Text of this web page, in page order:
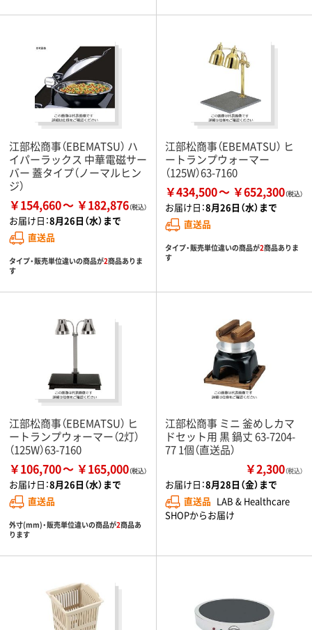
江部松商事（EBEMATSU） ハ
イパーラックス 中華電磁サー
バー 蓋タイプ（ノーマルヒン
ジ）
￥154,660 ￥182,876
お届け日：8月26日（水）まで
直送品
タイプ・販売単位違いの商品が2商品ありま
す
江部松商事（EBEMATSU） ヒ
ートランプウォーマー
（125W）63-7160
￥434,500 ￥652,300
お届け日：8月26日（水）まで
直送品
タイプ・販売単位違いの商品が2商品ありま
す
江部松商事（EBEMATSU） ヒ
ートランプウォーマー（2灯）
（125W）63-7160
￥106,700 ￥165,000
お届け日：8月26日（水）まで
直送品
外寸(mm)・販売単位違いの商品が2商品あ
ります
江部松商事 ミニ 釜めしカマ
ドセット用 黒 鍋丈 63-7204-
77 1個（直送品）
￥2,300（税込）
お届け日：8月28日（金）まで
直送品 LAB & Healthcare
SHOPからお届け